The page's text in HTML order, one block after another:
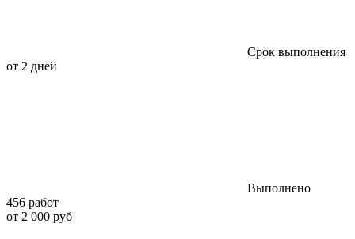
Срок выполнения
от 2 дней
Выполнено
456 работ
от 2 000 руб